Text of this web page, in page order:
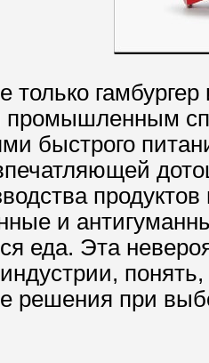
быстрого
и
еда. Эта
решения при